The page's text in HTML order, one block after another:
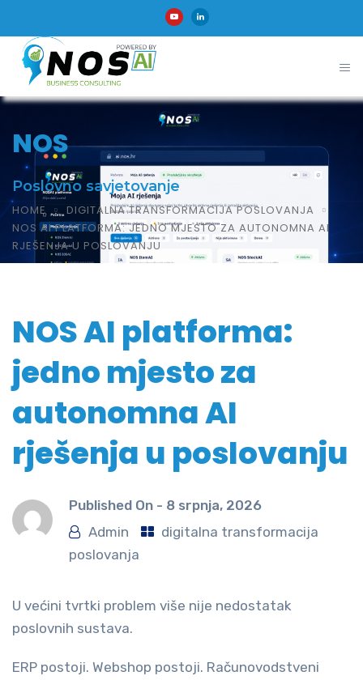
NOS
Poslovno savjetovanje
HOME
DIGITALNA TRANSFORMACIJA POSLOVANJA
NOS AI PLATFORMA: JEDNO MJESTO ZA AUTONOMNA AI
RJEŠENJA U POSLOVANJU
NOS AI platforma:
jedno mjesto za
autonomna AI
rješenja u poslovanju
Published On - 8 srpnja, 2026
Admin
digitalna transformacija
poslovanja
U većini tvrtki problem više nije nedostatak
poslovnih sustava.
ERP postoji. Webshop postoji. Računovodstveni